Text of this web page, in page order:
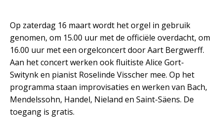
Op zaterdag 16 maart wordt het orgel in gebruik
genomen, om 15.00 uur met de officiële overdacht, om
16.00 uur met een orgelconcert door Aart Bergwerff.
Aan het concert werken ook fluitiste Alice Gort-
Switynk en pianist Roselinde Visscher mee. Op het
programma staan improvisaties en werken van Bach,
Mendelssohn, Handel, Nieland en Saint-Säens. De
toegang is gratis.